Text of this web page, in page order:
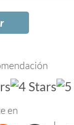
en